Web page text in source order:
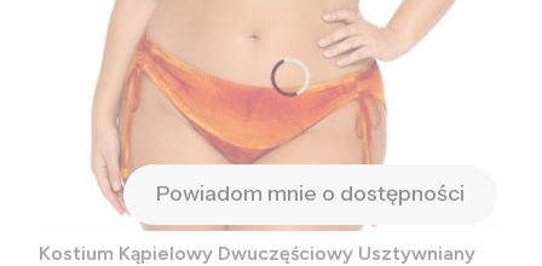
Powiadom mnie o dostępności
Kostium Kąpielowy Dwuczęściowy Usztywniany